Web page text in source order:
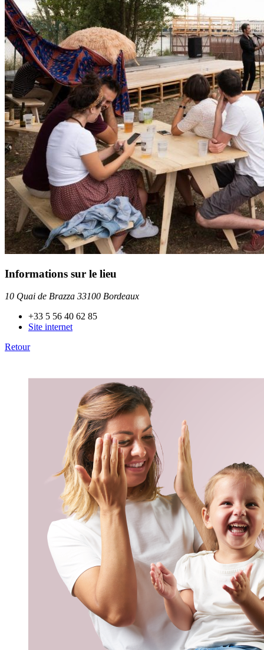
Informations sur le lieu
10 Quai de Brazza 33100 Bordeaux
+33 5 56 40 62 85
Site internet
Retour